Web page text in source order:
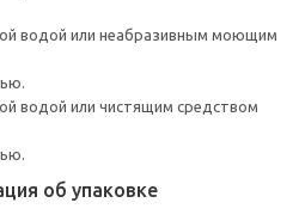
водой или неабразивным моющим
водой или чистящим средством
об упаковке